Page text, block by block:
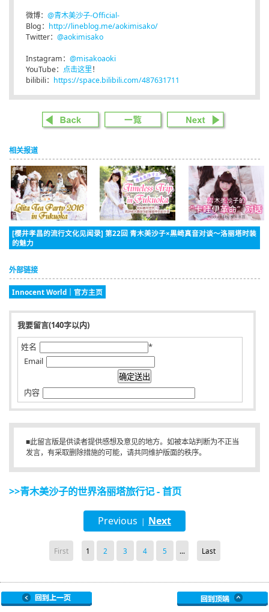
微博： @青木美沙子-Official-
Blog： http://lineblog.me/aokimisako/
Twitter： @aokimisako
Instagram： @misakoaoki
YouTube： 点击这里！
bilibili： https://space.bilibili.com/487631711
相关报道
[樱井孝昌的流行文化见闻录] 第22回 青木美沙子×黒崎真音对谈～洛丽塔时装
的魅力
外部链接
Innocent World｜官方主页
我要留言(140字以内)
姓名
*
Email
内容
■此留言版是供读者提供感想及意见的地方。如被本站判断为不正当
发言，有采取删除措施的可能，请共同维护版面的秩序。
>>青木美沙子的世界洛丽塔旅行记 - 首页
Previous | Next
First 1 2 3 4 5 ... Last